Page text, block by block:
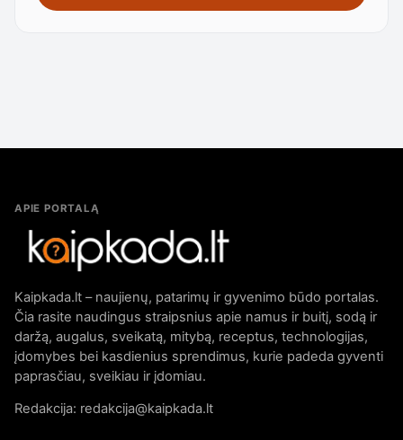
APIE PORTALĄ
Kaipkada.lt – naujienų, patarimų ir gyvenimo būdo portalas.
Čia rasite naudingus straipsnius apie namus ir buitį, sodą ir
daržą, augalus, sveikatą, mitybą, receptus, technologijas,
įdomybes bei kasdienius sprendimus, kurie padeda gyventi
paprasčiau, sveikiau ir įdomiau.
Redakcija: redakcija@kaipkada.lt